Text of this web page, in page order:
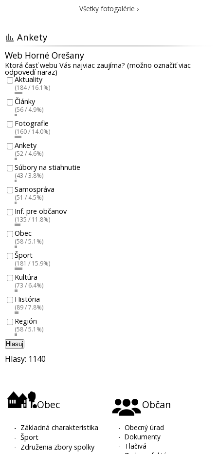
Všetky fotogalérie ›
Ankety
Web Horné Orešany
Ktorá časť webu Vás najviac zaujíma? (možno označiť viac
odpovedí naraz)
Aktuality
(184 / 16.1%)
Články
(56 / 4.9%)
Fotografie
(160 / 14.0%)
Ankety
(52 / 4.6%)
Súbory na stiahnutie
(43 / 3.8%)
Samospráva
(51 / 4.5%)
Inf. pre občanov
(135 / 11.8%)
Obec
(58 / 5.1%)
Šport
(181 / 15.9%)
Kultúra
(73 / 6.4%)
História
(89 / 7.8%)
Región
(58 / 5.1%)
Hlasuj
Hlasy: 1140
Obec
- Základná charakteristika
-Šport
- Združenia zbory spolky
Občan
-Obecný úrad
-Dokumenty
- Tlačivá